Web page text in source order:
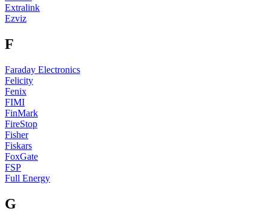
Extralink
Ezviz
F
Faraday Electronics
Felicity
Fenix
FIMI
FinMark
FireStop
Fisher
Fiskars
FoxGate
FSP
Full Energy
G